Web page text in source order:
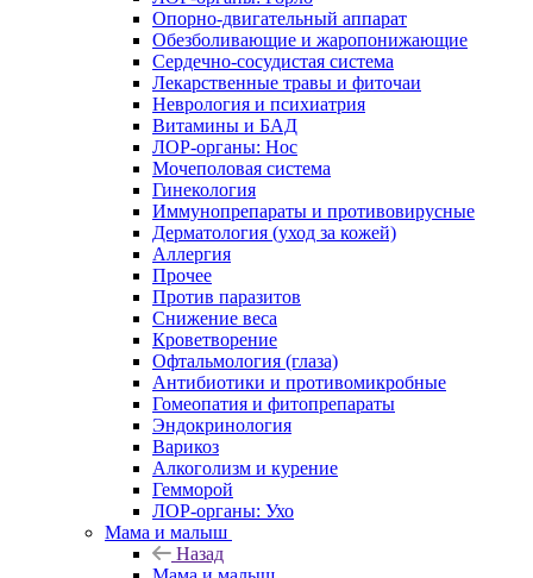
Опорно-двигательный аппарат
Обезболивающие и жаропонижающие
Сердечно-сосудистая система
Лекарственные травы и фиточаи
Неврология и психиатрия
Витамины и БАД
ЛОР-органы: Нос
Мочеполовая система
Гинекология
Иммунопрепараты и противовирусные
Дерматология (уход за кожей)
Аллергия
Прочее
Против паразитов
Снижение веса
Кроветворение
Офтальмология (глаза)
Антибиотики и противомикробные
Гомеопатия и фитопрепараты
Эндокринология
Варикоз
Алкоголизм и курение
Гемморой
ЛОР-органы: Ухо
Мама и малыш
Назад